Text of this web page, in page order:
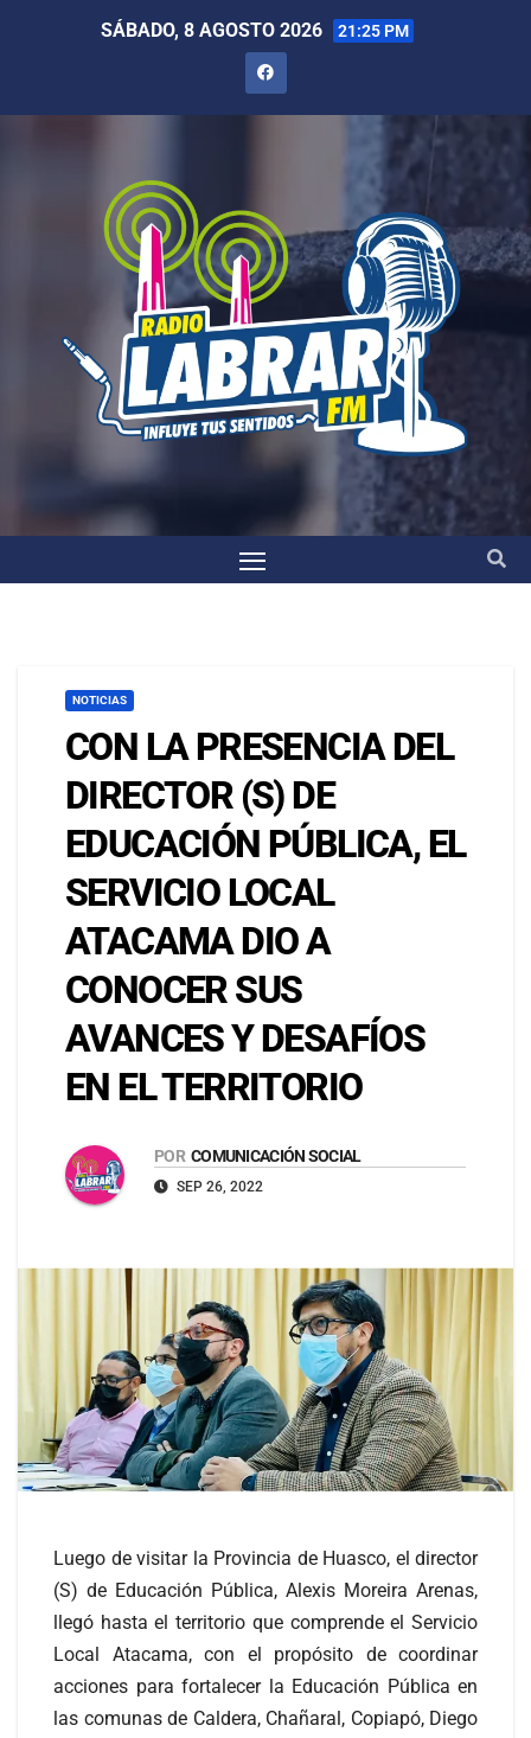
SÁBADO, 8 AGOSTO 2026 21:25 PM
NOTICIAS
CON LA PRESENCIA DEL
DIRECTOR (S) DE
EDUCACIÓN PÚBLICA, EL
SERVICIO LOCAL
ATACAMA DIO A
CONOCER SUS
AVANCES Y DESAFÍOS
EN EL TERRITORIO
POR COMUNICACIÓN SOCIAL
SEP 26, 2022
Luego de visitar la Provincia de Huasco, el director
(S) de Educación Pública, Alexis Moreira Arenas,
llegó hasta el territorio que comprende el Servicio
Local Atacama, con el propósito de coordinar
acciones para fortalecer la Educación Pública en
las comunas de Caldera, Chañaral, Copiapó, Diego